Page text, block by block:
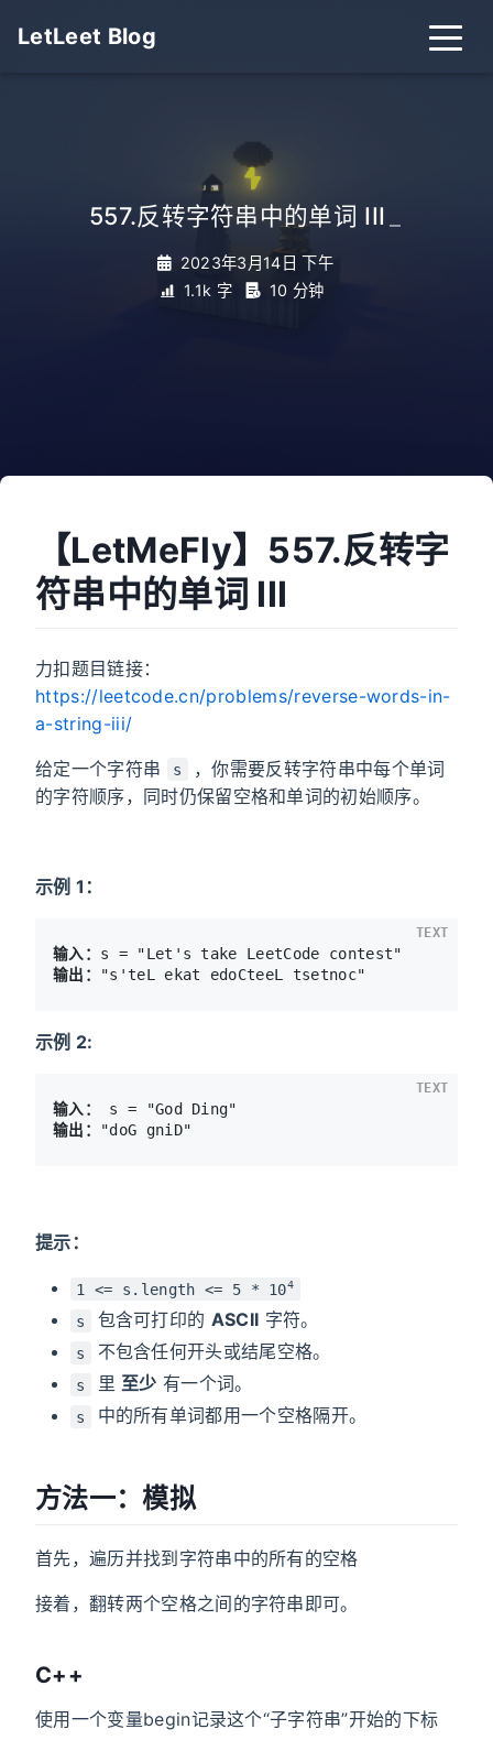
LetLeet Blog
557.反转字符串中的单词 III
2023年3月14日 下午
1.1k 字
10 分钟
【LetMeFly】557.反转字
符串中的单词 III
力扣题目链接：
https://leetcode.cn/problems/reverse-words-in-
a-string-iii/
给定一个字符串 s
，你需要反转字符串中每个单词
的字符顺序，同时仍保留空格和单词的初始顺序。
示例 1：
输入：
输出：
TEXT
示例 2:
输入：
输出：
TEXT
提示：
1 <= s.length <= 5 * 104
s 包含可打印的 ASCII 字符。
s 不包含任何开头或结尾空格。
s 里 至少 有一个词。
s 中的所有单词都用一个空格隔开。
方法一：模拟
首先，遍历并找到字符串中的所有的空格
接着，翻转两个空格之间的字符串即可。
C++
使用一个变量begin记录这个“子字符串”开始的下标